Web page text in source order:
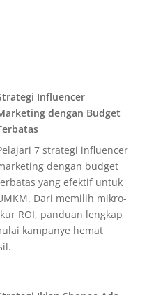
Influencer
dengan Budget
7 strategi influencer
dengan budget
yang efektif untuk
Dari memilih mikro-
ROI, panduan lengkap
kampanye hemat